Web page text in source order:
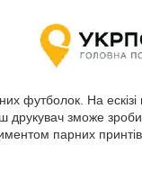
футболок. На
зможе
парних